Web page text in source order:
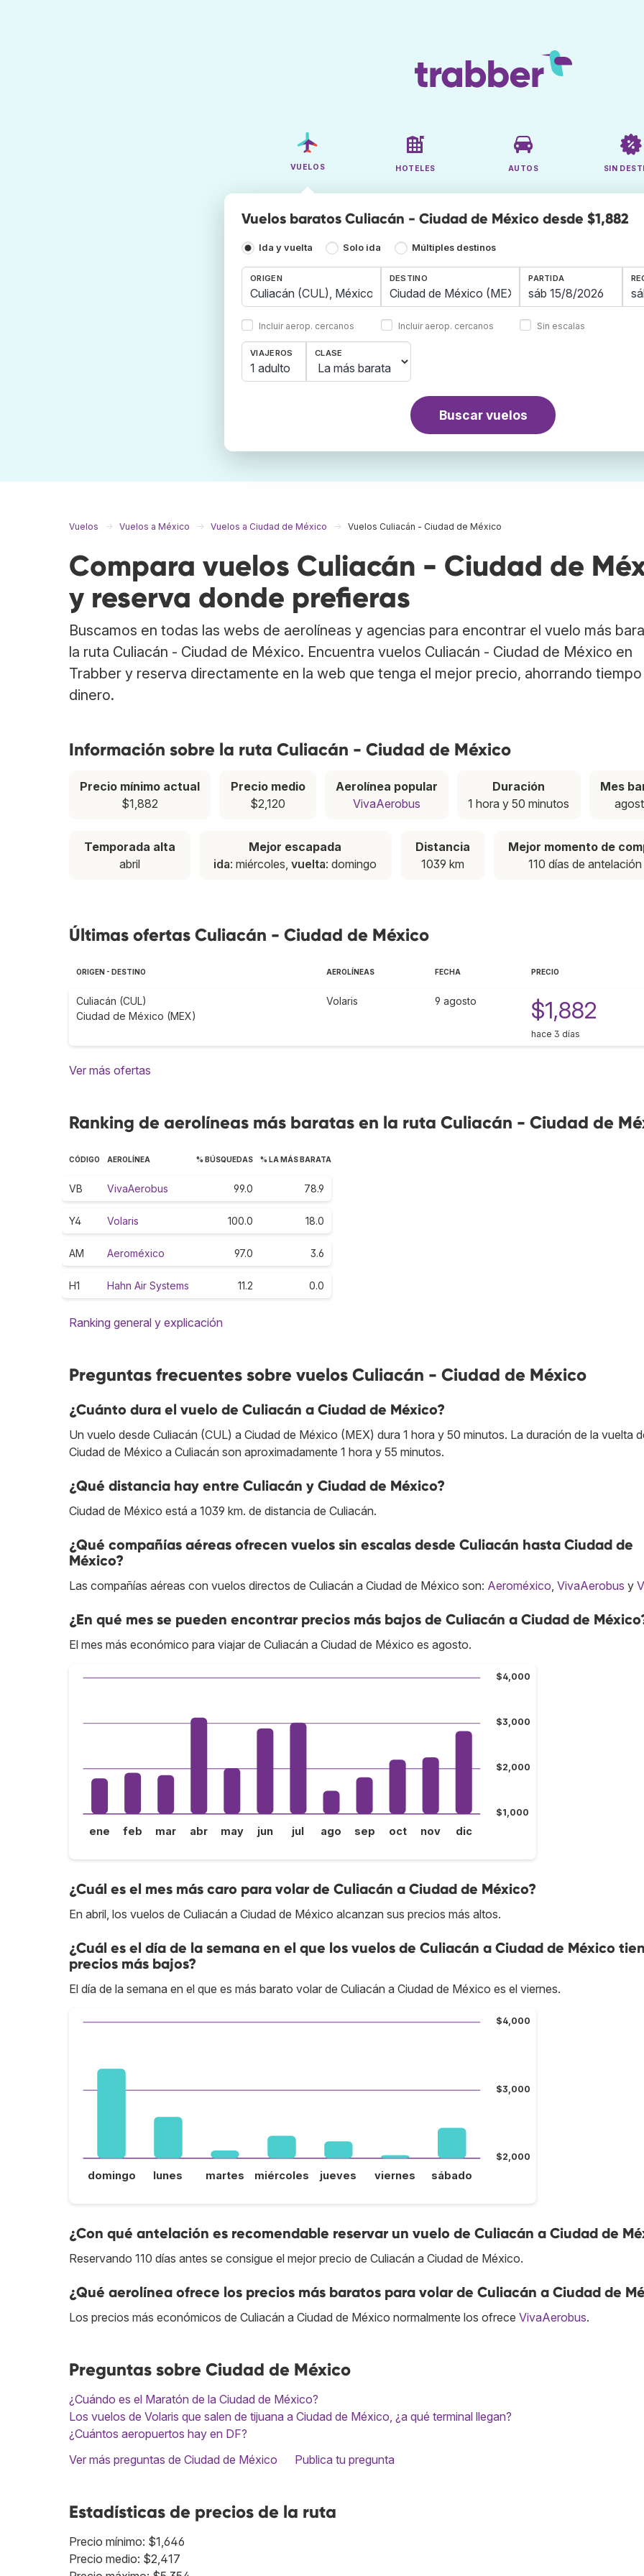
VUELOS HOTELES AUTOS SIN
Vuelos baratos Culiacán - Ciudad de México desde $1,882
Ida y vuelta Solo ida Múltiples destinos
ORIGEN
Incluir aerop. cercanos
DESTINO
Incluir aerop. cercanos
PARTIDA
Sin escalas
VIAJEROS
1 adulto
CLASE
Buscar vuelos
Vuelos Vuelos a México Vuelos a Ciudad de México Vuelos Culiacán - Ciudad de México
Compara vuelos Culiacán - Ciudad de
y reserva donde prefieras
Buscamos en todas las webs de aerolíneas y agencias para encontrar el vuelo más
la ruta Culiacán - Ciudad de México. Encuentra vuelos Culiacán - Ciudad de México en
Trabber y reserva directamente en la web que tenga el mejor precio, ahorrando
dinero.
Información sobre la ruta Culiacán - Ciudad de México
Precio mínimo actual
$1,882
Precio medio
$2,120
Aerolínea popular
VivaAerobus
Duración
1 hora y 50 minutos
Mes
Temporada alta
abril
Mejor escapada
ida: miércoles,vuelta: domingo
Distancia
1039 km
Mejor momento de
110 días de antelación
Últimas ofertas Culiacán - Ciudad de México
ORIGEN - DESTINO AEROLÍNEAS FECHA PRECIO
Culiacán (CUL)
Ciudad de México (MEX)
Volaris 9 agosto $1,882
hace 3 días
Ver más ofertas
Ranking de aerolíneas más baratas en la ruta Culiacán - Ciudad de
CÓDIGO AEROLÍNEA % BÚSQUEDAS % LA MÁS BARATA
VB VivaAerobus 99.0 78.9
Y4 Volaris 100.0 18.0
AM Aeroméxico 97.0 3.6
H1 Hahn Air Systems 11.2 0.0
Ranking general y explicación
Preguntas frecuentes sobre vuelos Culiacán - Ciudad de México
¿Cuánto dura el vuelo de Culiacán a Ciudad de México?
Un vuelo desde Culiacán (CUL) a Ciudad de México (MEX) dura 1 hora y 50 minutos. La duración de la vuelta
Ciudad de México a Culiacán son aproximadamente 1 hora y 55 minutos.
¿Qué distancia hay entre Culiacán y Ciudad de México?
Ciudad de México está a 1039 km. de distancia de Culiacán.
¿Qué compañías aéreas ofrecen vuelos sin escalas desde Culiacán hasta Ciudad de
México?
Las compañías aéreas con vuelos directos de Culiacán a Ciudad de México son: Aeroméxico, VivaAerobus y
¿En qué mes se pueden encontrar precios más bajos de Culiacán a Ciudad de
El mes más económico para viajar de Culiacán a Ciudad de México es agosto.
$1,000
$2,000
$3,000
$4,000
ene feb mar abr may jun jul ago sep oct nov dic
¿Cuál es el mes más caro para volar de Culiacán a Ciudad de México?
En abril, los vuelos de Culiacán a Ciudad de México alcanzan sus precios más altos.
¿Cuál es el día de la semana en el que los vuelos de Culiacán a Ciudad de México
precios más bajos?
El día de la semana en el que es más barato volar de Culiacán a Ciudad de México es el viernes.
$2,000
$3,000
$4,000
domingo lunes martes miércoles jueves viernes sábado
¿Con qué antelación es recomendable reservar un vuelo de Culiacán a Ciudad de
Reservando 110 días antes se consigue el mejor precio de Culiacán a Ciudad de México.
¿Qué aerolínea ofrece los precios más baratos para volar de Culiacán a Ciudad de
Los precios más económicos de Culiacán a Ciudad de México normalmente los ofrece VivaAerobus.
Preguntas sobre Ciudad de México
¿Cuándo es el Maratón de la Ciudad de México?
Los vuelos de Volaris que salen de tijuana a Ciudad de México, ¿a qué terminal llegan?
¿Cuántos aeropuertos hay en DF?
Ver más preguntas de Ciudad de México
Publica tu pregunta
Estadísticas de precios de la ruta
Precio mínimo: $1,646
Precio medio: $2,417